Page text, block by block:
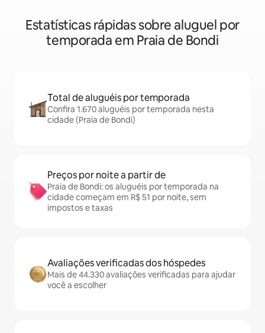
Estatísticas rápidas sobre aluguel por
temporada em Praia de Bondi
Total de aluguéis por temporada
Confira 1.670 aluguéis por temporada nesta
cidade (Praia de Bondi)
Preços por noite a partir de
Praia de Bondi: os aluguéis por temporada na
cidade começam em R$ 51 por noite, sem
impostos e taxas
Avaliações verificadas dos hóspedes
Mais de 44.330 avaliações verificadas para ajudar
você a escolher